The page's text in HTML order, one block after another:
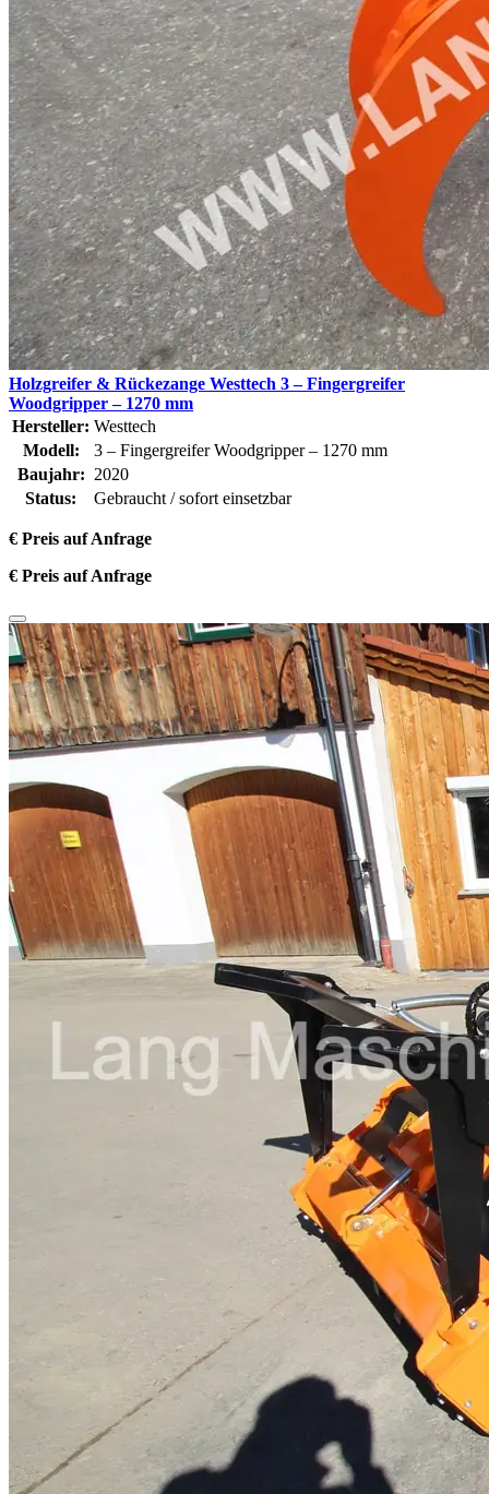
Holzgreifer & Rückezange Westtech 3 – Fingergreifer
Woodgripper – 1270 mm
Hersteller: Westtech
Modell:
3 – Fingergreifer Woodgripper – 1270 mm
Baujahr: 2020
Status:
Gebraucht / sofort einsetzbar
€ Preis auf Anfrage
€ Preis auf Anfrage